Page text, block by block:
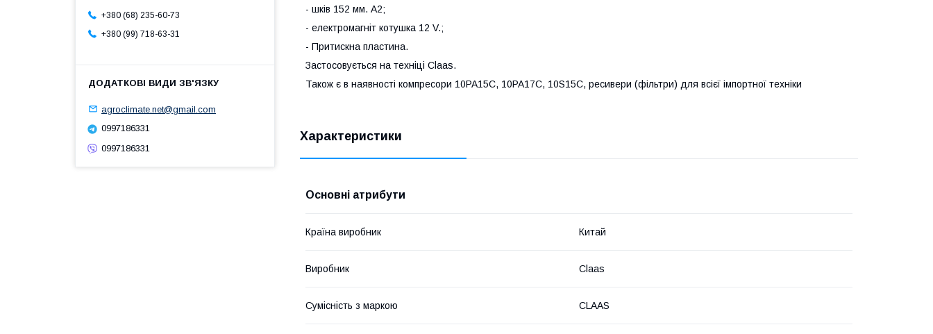
- шків 152 мм. A2;
- електромагніт котушка 12 V.;
- Притискна пластина.
Застосовується на техніці Claas.
Також є в наявності компресори 10PA15C, 10PA17C, 10S15C, ресивери (фільтри) для всієї імпортної техніки
Характеристики
Основні атрибути
Країна виробник Китай
Виробник Claas
Сумісність з маркою CLAAS
+380 (68) 235-60-73
+380 (99) 718-63-31
agroclimate.net@gmail.com
0997186331
0997186331